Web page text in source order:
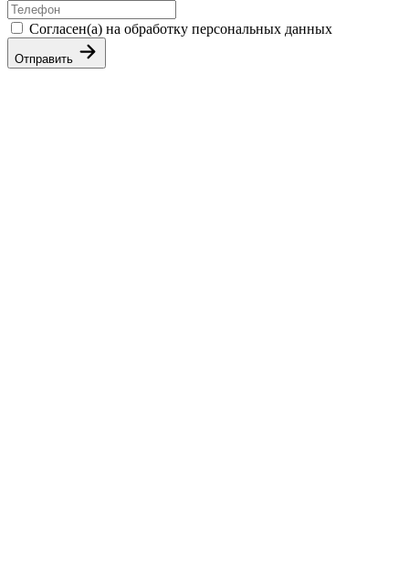
Согласен(а) на обработку персональных данных
Отправить